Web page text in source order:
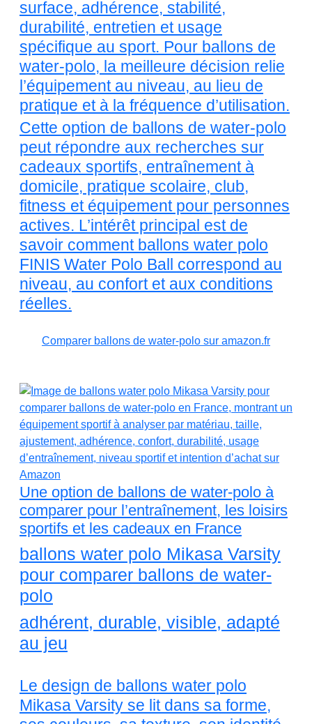
surface, adhérence, stabilité,
durabilité, entretien et usage
spécifique au sport. Pour ballons de
water-polo, la meilleure décision relie
l’équipement au niveau, au lieu de
pratique et à la fréquence d’utilisation.
Cette option de ballons de water-polo
peut répondre aux recherches sur
cadeaux sportifs, entraînement à
domicile, pratique scolaire, club,
fitness et équipement pour personnes
actives. L’intérêt principal est de
savoir comment ballons water polo
FINIS Water Polo Ball correspond au
niveau, au confort et aux conditions
réelles.
Comparer ballons de water-polo sur amazon.fr
Une option de ballons de water-polo à
comparer pour l’entraînement, les loisirs
sportifs et les cadeaux en France
ballons water polo Mikasa Varsity
pour comparer ballons de water-
polo
adhérent, durable, visible, adapté
au jeu
Le design de ballons water polo
Mikasa Varsity se lit dans sa forme,